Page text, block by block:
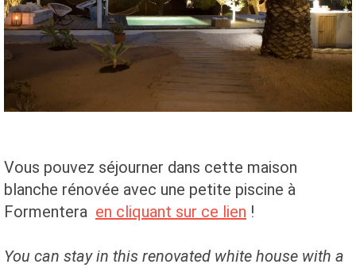
Vous pouvez séjourner dans cette maison
blanche rénovée avec une petite piscine à
Formentera en cliquant sur ce lien !
You can stay in this renovated white house with a